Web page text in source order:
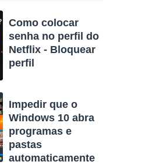
Como colocar
senha no perfil do
Netflix - Bloquear
perfil
Impedir que o
Windows 10 abra
programas e
pastas
automaticamente